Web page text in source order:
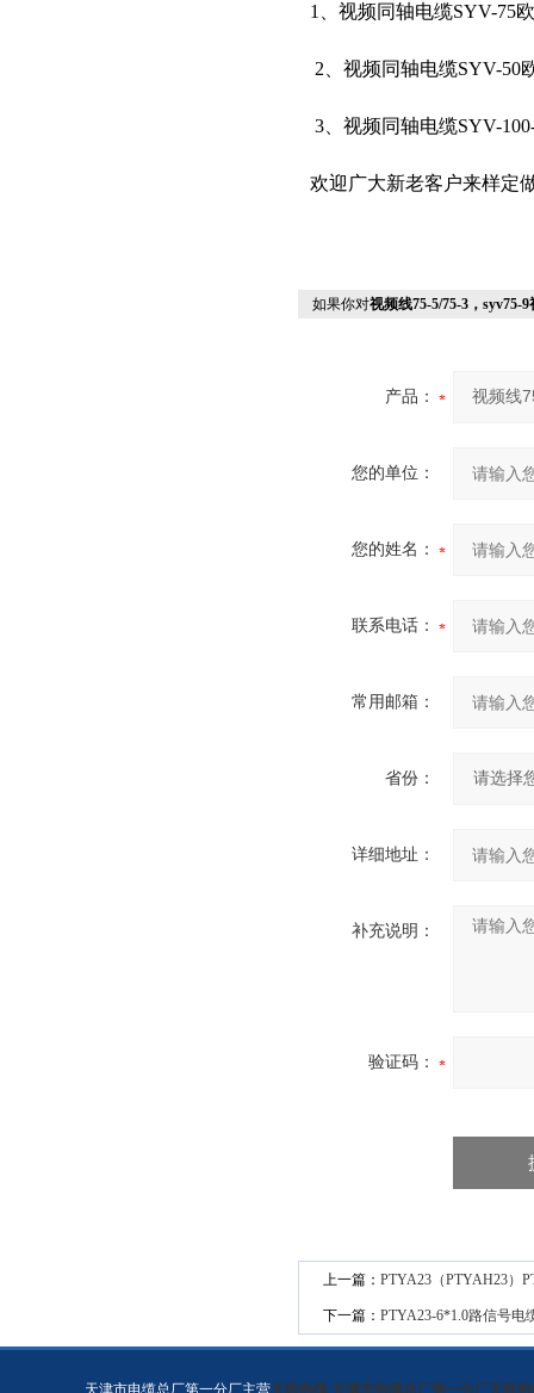
1、视频同轴电缆SYV-75
2、视频同轴电缆SYV-50
3、视频同轴电缆SYV-
欢迎广大新老客户来样定
如果你对视频线75-5/75-3，syv75-
产品：
您的单位：
您的姓名：
联系电话：
常用邮箱：
省份：
详细地址：
补充说明：
验证码：
上一篇： PTYA23（PTYAH23）
下一篇： PTYA23-6*1.0路信号电
天津市电缆总厂第一分厂主营天联电缆, 天津市电缆总厂第一分厂天联电